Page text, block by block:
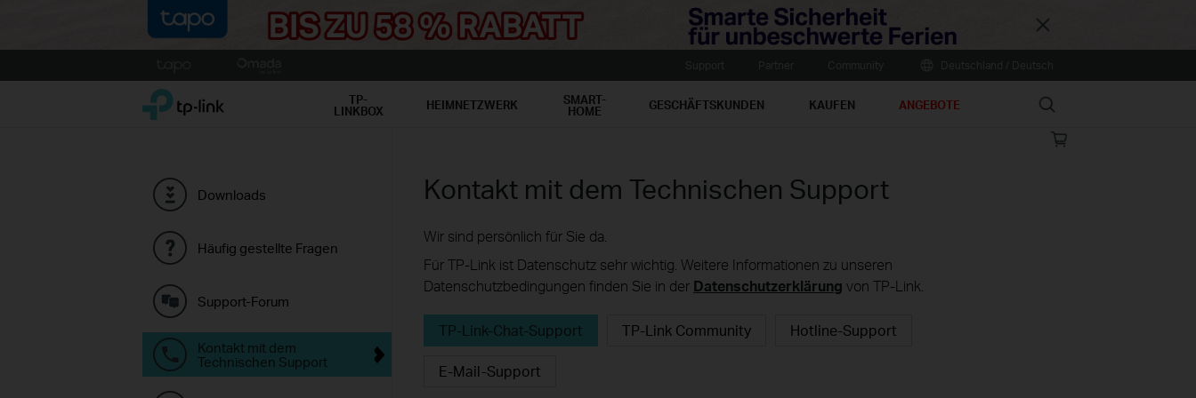
Close
to
TP-Link, Reliably Smart TP-
LINKBOX HEIMNETZWERK SMART-
HOME GESCHÄFTSKUNDEN KAUFEN ANGEBOTE Search
Online
Downloads
Häufig gestellte Fragen
Support-Forum
Kontakt mit dem
Technischen Support
Kontakt mit dem Technischen Support
Wir sind persönlich für Sie da.
Für TP-Link ist Datenschutz sehr wichtig. Weitere Informationen zu unseren
Datenschutzbedingungen finden Sie in der Datenschutzerklärung von TP-Link.
TP-Link-Chat-Support TP-Link Community Hotline-Support
E-Mail-Support